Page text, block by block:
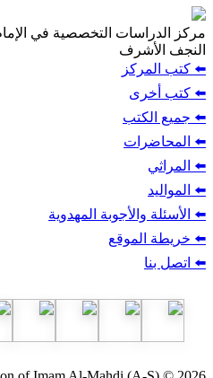
مركز الدراسات التخصصية في
النجف الأشرف
⬅️ كتب المركز
⬅️ كتب أخرى
⬅️ جميع الكتب
⬅️ المحاضرات
⬅️ المراثي
⬅️ المواليد
⬅️ الأسئلة والأجوبة المهدوية
⬅️ خريطة الموقع
⬅️ اتصل بنا